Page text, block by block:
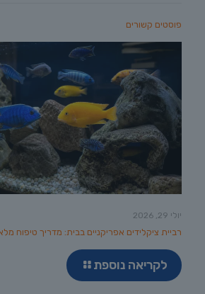
פוסטים קשורים
יולי 29, 2026
רביית ציקלידים אפריקניים בבית: מדריך טיפוח
לקריאה נוספת